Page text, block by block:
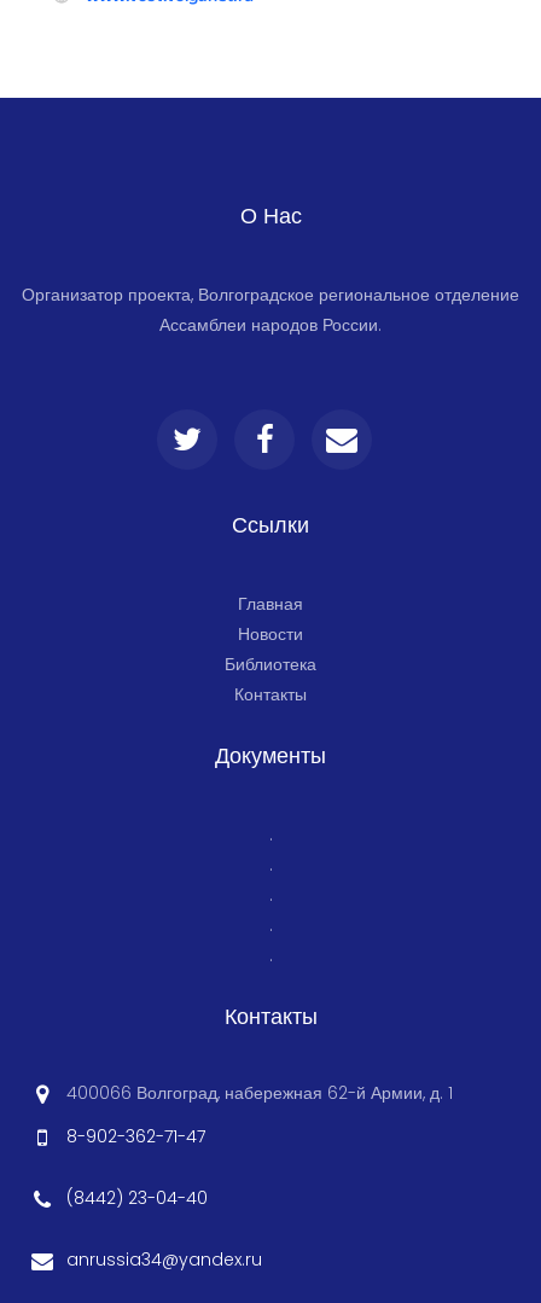
О Нас
Организатор проекта, Волгоградское региональное отделение
Ассамблеи народов России.
Ссылки
Главная
Новости
Библиотека
Контакты
Документы
.
.
.
.
.
Контакты
400066 Волгоград, набережная 62-й Армии, д. 1
8-902-362-71-47
(8442) 23-04-40
anrussia34@yandex.ru